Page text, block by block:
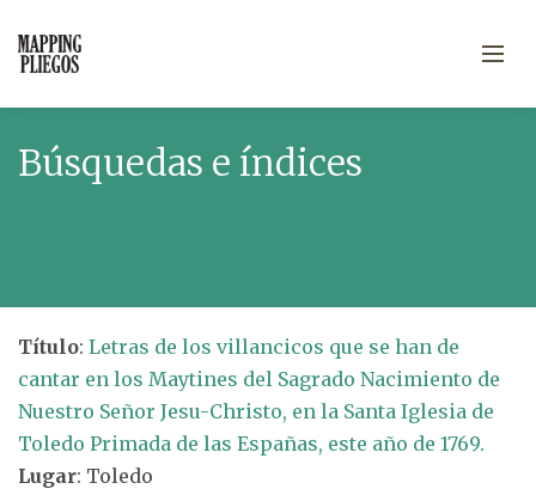
Búsquedas e índices
Título: Letras de los villancicos que se han de
cantar en los Maytines del Sagrado Nacimiento de
Nuestro Señor Jesu-Christo, en la Santa Iglesia de
Toledo Primada de las Españas, este año de 1769.
Lugar: Toledo